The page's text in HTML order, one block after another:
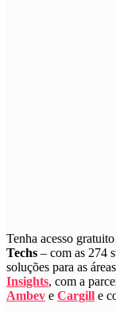
Tenha acesso
Techs – com as 274
soluções para as
Insights, com a
Ambev e Cargill e